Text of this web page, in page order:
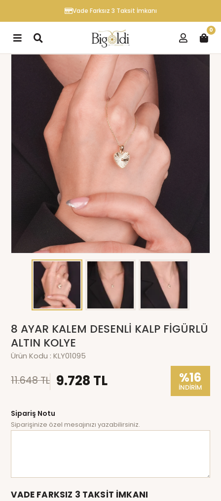
Vade Farksız 3 Taksit İmkanı
0
8 AYAR KALEM DESENLİ KALP FİGÜRLÜ
ALTIN KOLYE
Ürün Kodu :KLY01095
11.648 TL 9.728 TL %16
İNDİRİM
Sipariş Notu
Siparişinize özel mesajınızı yazabilirsiniz.
VADE FARKSIZ 3 TAKSİT İMKANI